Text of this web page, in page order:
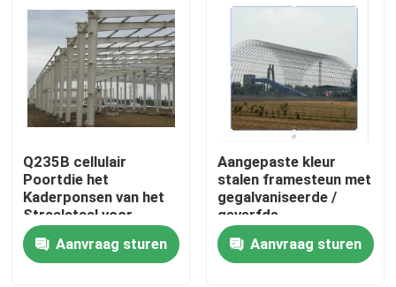
Huis
Producten
Q235B cellulair
Poortdie het
Kaderponsen van het
Straalstaal voor
Hangaar wordt
aangepast
Aanvraag sturen
Aangepaste kleur
stalen framesteun met
gegalvaniseerde /
geverfde
oppervlaktebehandeling
Aanvraag sturen